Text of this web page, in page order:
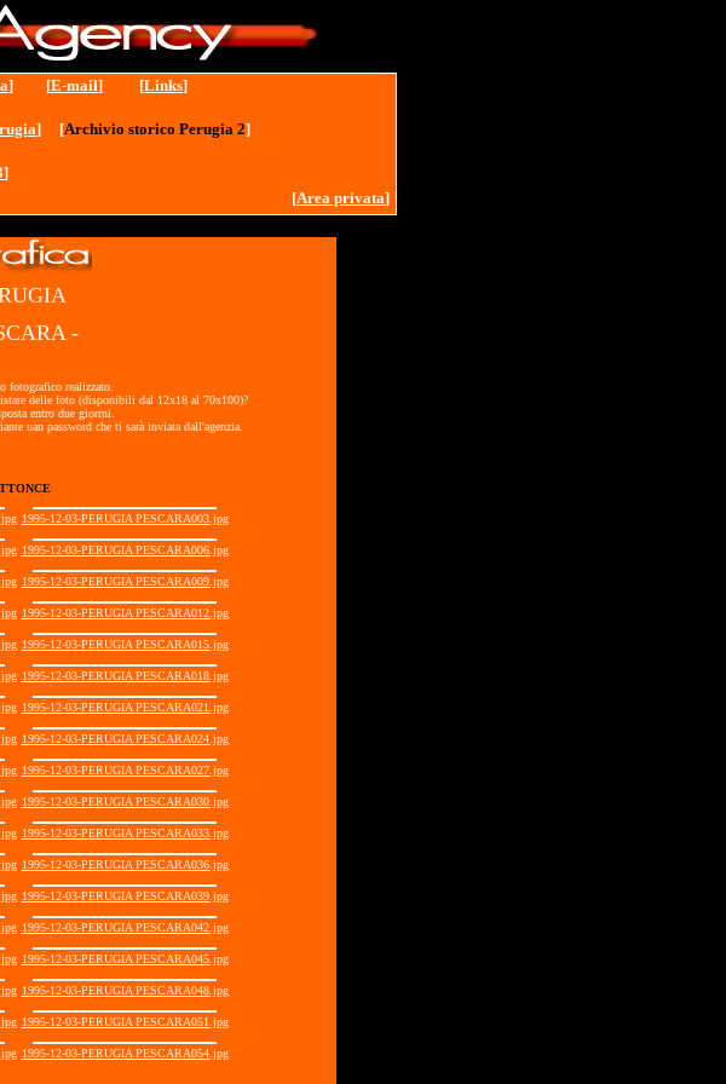
] [E-mail] [Links]
] [Archivio storico Perugia 2]
]
[Area privata]
-
fotografico realizzato.
delle foto (disponibili dal 12x18 al 70x100)?
entro due giorrni.
uan password che ti sarà inviata dall'agenzia.
1995-12-03-PERUGIA PESCARA003.jpg
1995-12-03-PERUGIA PESCARA006.jpg
1995-12-03-PERUGIA PESCARA009.jpg
1995-12-03-PERUGIA PESCARA012.jpg
1995-12-03-PERUGIA PESCARA015.jpg
1995-12-03-PERUGIA PESCARA018.jpg
1995-12-03-PERUGIA PESCARA021.jpg
1995-12-03-PERUGIA PESCARA024.jpg
1995-12-03-PERUGIA PESCARA027.jpg
1995-12-03-PERUGIA PESCARA030.jpg
1995-12-03-PERUGIA PESCARA033.jpg
1995-12-03-PERUGIA PESCARA036.jpg
1995-12-03-PERUGIA PESCARA039.jpg
1995-12-03-PERUGIA PESCARA042.jpg
1995-12-03-PERUGIA PESCARA045.jpg
1995-12-03-PERUGIA PESCARA048.jpg
1995-12-03-PERUGIA PESCARA051.jpg
1995-12-03-PERUGIA PESCARA054.jpg